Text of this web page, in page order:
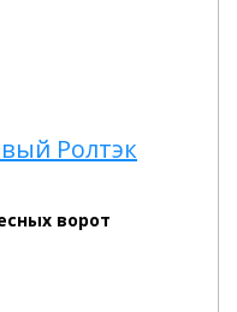
Ролтэк
ворот